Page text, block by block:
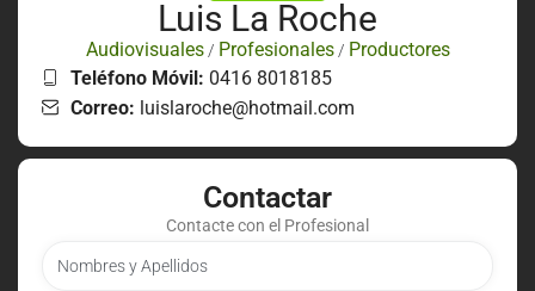
Luis La Roche
Audiovisuales/ Profesionales/ Productores
Teléfono Móvil: 0416 8018185
Correo: luislaroche@hotmail.com
Contactar
Contacte con el Profesional